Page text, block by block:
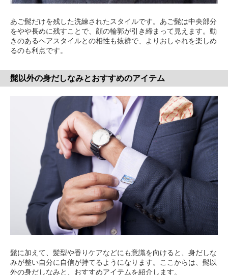
あご髭だけを残した洗練されたスタイルです。あご髭は中央部分
をやや長めに残すことで、顔の輪郭が引き締まって見えます。動
きのあるヘアスタイルとの相性も抜群で、よりおしゃれを楽しめ
るのも利点です。
髭以外の身だしなみとおすすめのアイテム
髭に加えて、髪型や香りケアなどにも意識を向けると、身だしな
みが整い自分に自信が持てるようになります。ここからは、髭以
外の身だしなみと、おすすめアイテムを紹介します。